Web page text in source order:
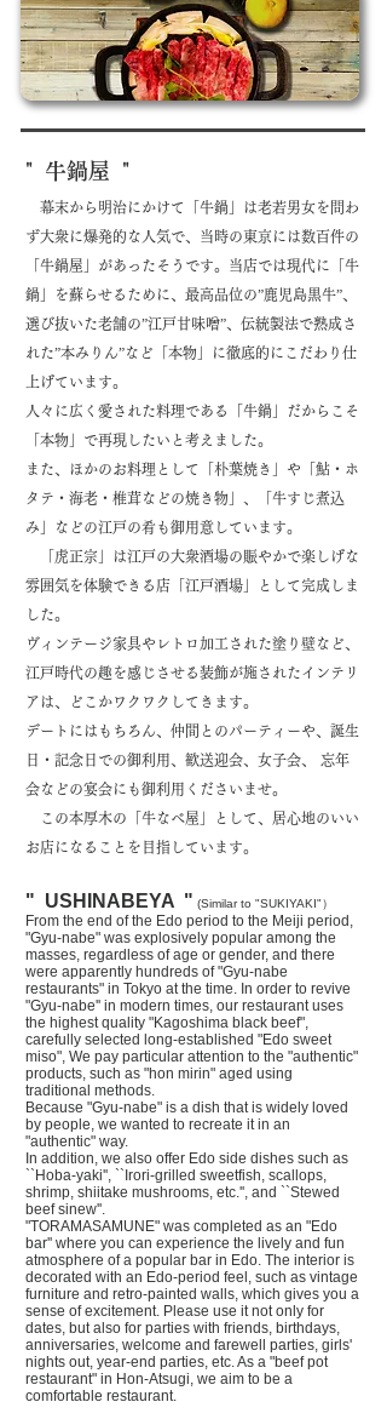
​​" 牛鍋屋 "
幕末から明治にかけて「牛鍋」は老若男女を問わ
ず大衆に爆発的な人気で、当時の東京には数百件の
「牛鍋屋」があったそうです。当店では現代に「牛
鍋」を蘇らせるために、最高品位の”鹿児島黒牛”、
選び抜いた老舗の”江戸甘味噌”、 伝統製法で熟成さ
れた”本みりん”など「本物」に徹底的にこだわり仕
上げています。
人々に広く愛された料理である「牛鍋」だからこそ
「本物」で再現したいと考えました。
また、ほかのお料理として「 朴葉焼き」や「鮎・ホ
タテ・海老・椎茸などの焼き物」、「牛すじ煮込
み」などの江戸の肴も御用意しています。
「虎正宗」は江戸の大衆酒場の賑やかで楽しげな
雰囲気を体験できる店「江戸酒場」として完成しま
した。
ヴィンテージ家具や レトロ加工された塗り壁など、
江戸時代の趣を感じさせる装飾が施されたインテリ
アは、
どこかワクワクしてきます。
デートにはもちろん、仲間とのパーティーや、誕生
日・記念日での御利用、歓送迎会、女子会、 忘年
会などの宴会にも御利用くださいませ。
この本厚木の「牛なべ屋」として、居心地のいい
お店 になることを目指しています。
" USHINABEYA " (Similar to "SUKIYAKI"）
From the end of the Edo period to the Meiji period,
"Gyu-nabe" was explosively popular among the
masses, regardless of age or gender, and there
were apparently hundreds of "Gyu-nabe
restaurants" in Tokyo at the time. In order to revive
"Gyu-nabe'' in modern times, our restaurant uses
the highest quality "Kagoshima black beef",
carefully selected long-established "Edo sweet
miso", We pay particular attention to the "authentic"
products, such as "hon mirin" aged using
traditional methods.
Because "Gyu-nabe" is a dish that is widely loved
by people, we wanted to recreate it in an
"authentic" way.
In addition, we also offer Edo side dishes such as
``Hoba-yaki'', ``Irori-grilled sweetfish, scallops,
shrimp, shiitake mushrooms, etc.'', and ``Stewed
beef sinew''.
"TORAMASAMUNE" was completed as an "Edo
bar'' where you can experience the lively and fun
atmosphere of a popular bar in Edo. The interior is
decorated with an Edo-period feel, such as vintage
furniture and retro-painted walls, which gives you a
sense of excitement. Please use it not only for
dates, but also for parties with friends, birthdays,
anniversaries, welcome and farewell parties, girls'
nights out, year-end parties, etc. As a "beef pot
restaurant" in Hon-Atsugi, we aim to be a
comfortable restaurant.